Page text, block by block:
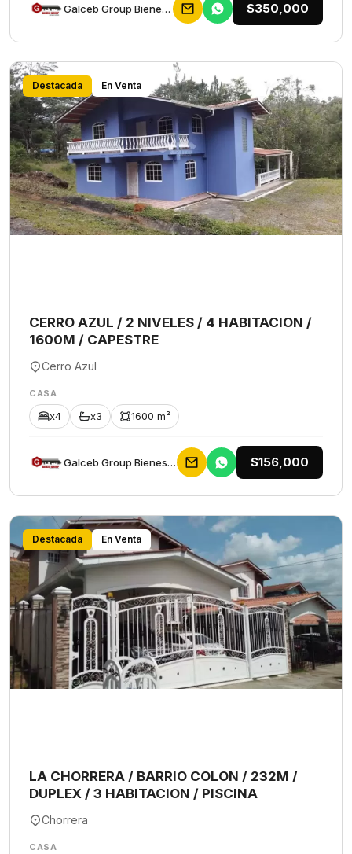
Galceb Group Bienes Raices $350,000
Destacada En Venta
CERRO AZUL / 2 NIVELES / 4 HABITACION /
1600M / CAPESTRE
Cerro Azul
CASA
x4 x3 1600 m²
Galceb Group Bienes Raices $156,000
Destacada En Venta
LA CHORRERA / BARRIO COLON / 232M /
DUPLEX / 3 HABITACION / PISCINA
Chorrera
CASA